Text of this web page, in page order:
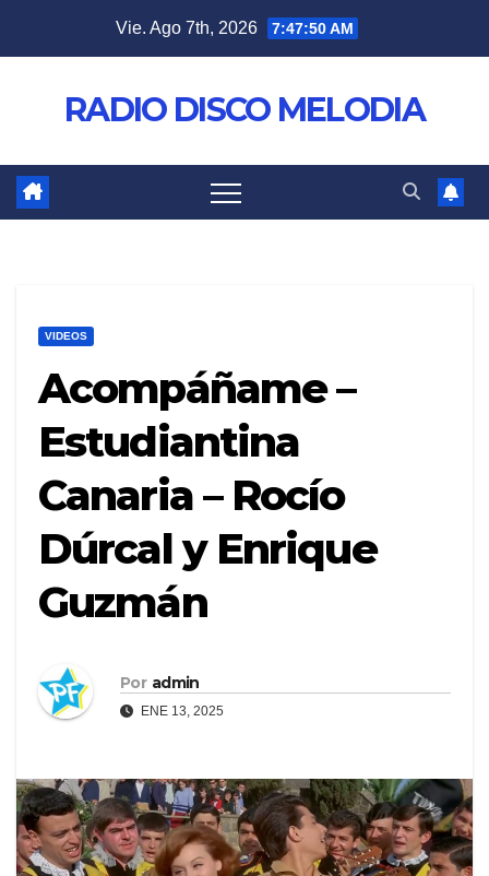
Vie. Ago 7th, 2026 7:47:51 AM
RADIO DISCO MELODIA
VIDEOS
Acompáñame –
Estudiantina
Canaria – Rocío
Dúrcal y Enrique
Guzmán
Por admin
ENE 13, 2025